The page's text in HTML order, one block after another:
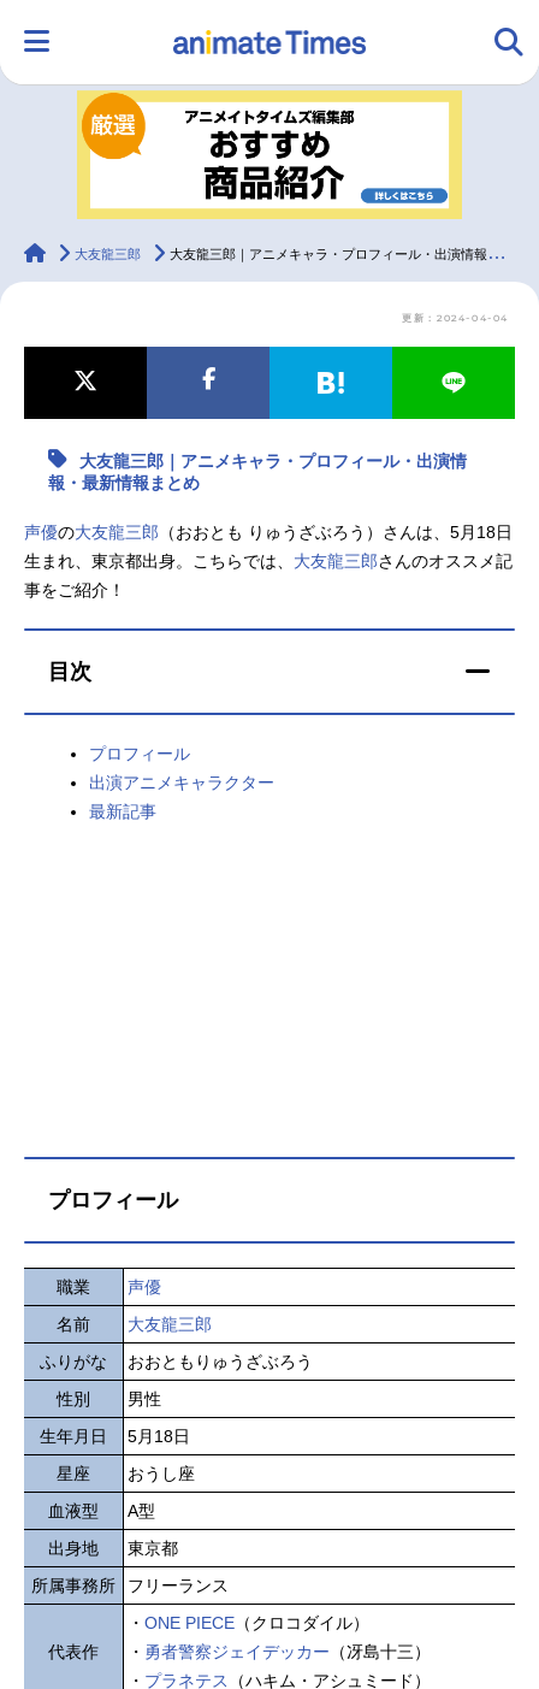
ランキング アニメ
ラジオ みんなの声 グッズ
最新記事一覧
アニメ記事一覧 声優記事一覧
アニメ映画一覧
今期アニメ曜日別一覧
春アニメ
男性声優/女性声優一覧
animateTimes
大友龍三郎 大友龍三郎｜アニメキャラ・プロフィール・出演情報・最新情報まとめ
更新：2024-04-04
大友龍三郎｜アニメキャラ・プロフィール・出演情
報・最新情報まとめ
声優の大友龍三郎 （おおとも りゅうざぶろう）さんは、5月18日
生まれ、東京都出身。こちらでは、 大友龍三郎さんのオススメ記
事をご紹介！
目次
プロフィール
出演アニメキャラクター
最新記事
プロフィール
職業
声優
名前
大友龍三郎
ふりがな
おおともりゅうざぶろう
性別
男性
生年月日
5月18日
星座
おうし座
血液型
A型
出身地
東京都
所属事務所
フリーランス
代表作
・ ONE PIECE （クロコダイル）
・ 勇者警察ジェイデッカー （冴島十三）
・ プラネテス （ハキム・アシュミード）